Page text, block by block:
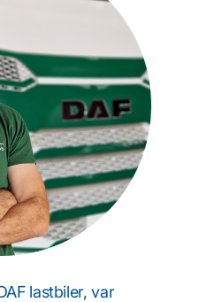
lastbiler, var